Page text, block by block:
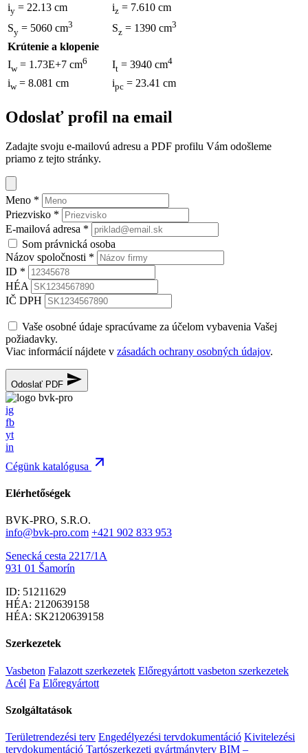
iy = 22.13 cm iz = 7.610 cm
Sy = 5060 cm3 Sz = 1390 cm3
Krútenie a klopenie
Iw = 1.73E+7 cm6 It = 3940 cm4
iw= 8.081 cm ipc = 23.41 cm
Odoslať profil na email
Zadajte svoju e-mailovú adresu a PDF profilu Vám odošleme
priamo z tejto stránky.
Meno *
Priezvisko *
E-mailová adresa *
Som právnická osoba
Názov spoločnosti *
ID *
HÉA
IČ DPH
Vaše osobné údaje spracúvame za účelom vybavenia Vašej
požiadavky.
Viac informácií nájdete v zásadách ochrany osobných údajov.
Odoslať PDF
ig
fb
yt
in
Cégünk katalógusa
Elérhetőségek
BVK-PRO, S.R.O.
info@bvk-pro.com +421 902 833 953
Senecká cesta 2217/1A
931 01 Šamorín
ID: 51211629
HÉA: 2120639158
HÉA: SK2120639158
Szerkezetek
Vasbeton Falazott szerkezetek Előregyártott vasbeton szerkezetek
Acél Fa Előregyártott
Szolgáltatások
Területrendezési terv Engedélyezési tervdokumentáció Kivitelezési
tervdokumentáció Tartószerkezeti gyártmányterv BIM –